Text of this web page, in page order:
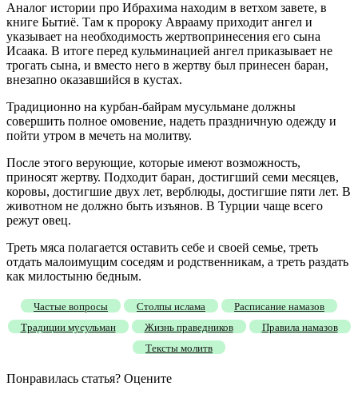
Аналог истории про Ибрахима находим в ветхом завете, в
книге Бытиё. Там к пророку Аврааму приходит ангел и
указывает на необходимость жертвопринесения его сына
Исаака. В итоге перед кульминацией ангел приказывает не
трогать сына, и вместо него в жертву был принесен баран,
внезапно оказавшийся в кустах.
Традиционно на курбан-байрам мусульмане должны
совершить полное омовение, надеть праздничную одежду и
пойти утром в мечеть на молитву.
После этого верующие, которые имеют возможность,
приносят жертву. Подходит баран, достигший семи месяцев,
коровы, достигшие двух лет, верблюды, достигшие пяти лет. В
животном не должно быть изъянов. В Турции чаще всего
режут овец.
Треть мяса полагается оставить себе и своей семье, треть
отдать малоимущим соседям и родственникам, а треть раздать
как милостыню бедным.
Частые вопросы Столпы ислама
Расписание намазов
Традиции мусульман
Жизнь праведников
Правила намазов
Тексты молитв
Понравилась статья? Оцените